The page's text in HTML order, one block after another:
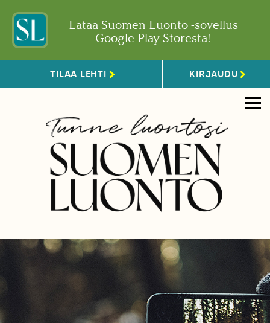
Lataa Suomen Luonto -sovellus
Google Play Storesta!
TILAA LEHTI KIRJAUDU